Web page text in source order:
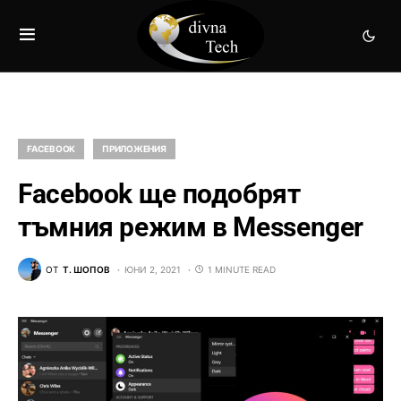
FACEBOOK ПРИЛОЖЕНИЯ
Facebook ще подобрят
тъмния режим в Messenger
ОТ Т. ШОПОВ ЮНИ 2, 2021 1 MINUTE READ